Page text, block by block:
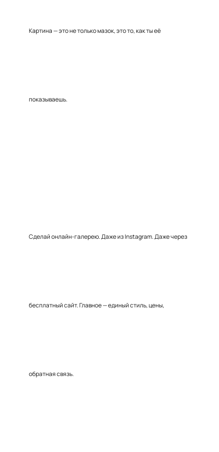
Картина — это не только мазок, это то, как ты её
показываешь.
Сделай онлайн-галерею. Даже из Instagram. Даже через
бесплатный сайт. Главное — единый стиль, цены,
обратная связь.